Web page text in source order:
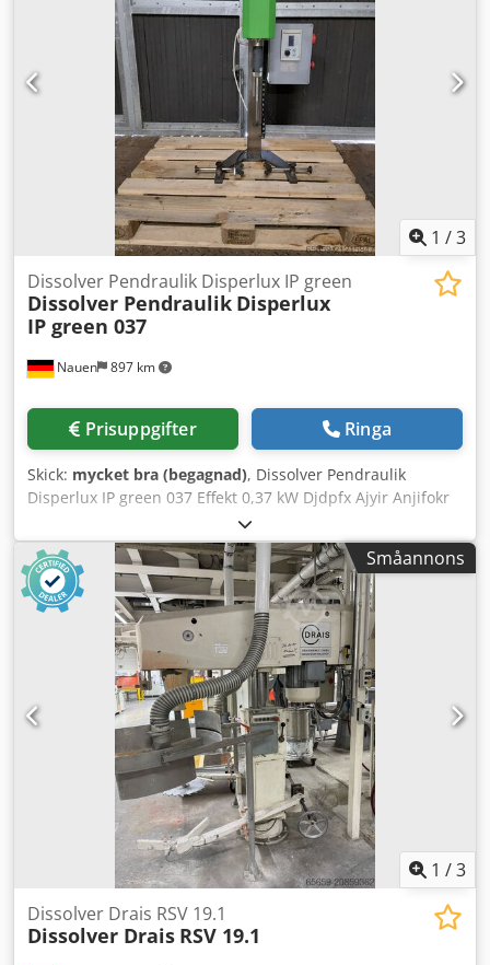
1 /3
Nauen 897 km
Dissolver Pendraulik Disperlux IP green
Dissolver Pendraulik Disperlux
IP green 037
Prisuppgifter Ringa
Skick: mycket bra (begagnad), Dissolver Pendraulik
Disperlux IP green 037 Effekt 0,37 kW Djdpfx Ajyir Anjifokr
Varvtalsområde 0-12000 varv/min Mycket gott, driftklart
skick, direkt från produktionen!!!
Småannons
1 /3
Dissolver Drais RSV 19.1
Dissolver Drais RSV 19.1